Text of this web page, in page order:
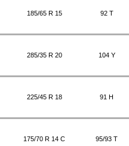
185/65 R 15 92 T
285/35 R 20 104 Y
225/45 R 18 91 H
175/70 R 14 C 95/93 T